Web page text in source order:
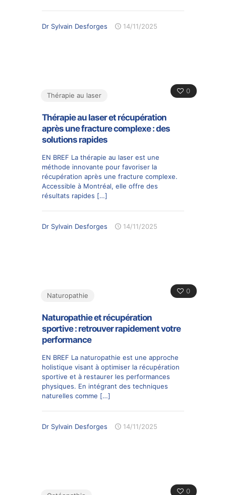
Dr Sylvain Desforges 14/11/2025
0
Thérapie au laser
Thérapie au laser et récupération
après une fracture complexe : des
solutions rapides
EN BREF La thérapie au laser est une
méthode innovante pour favoriser la
récupération après une fracture complexe.
Accessible à Montréal, elle offre des
résultats rapides […]
Dr Sylvain Desforges 14/11/2025
0
Naturopathie
Naturopathie et récupération
sportive : retrouver rapidement votre
performance
EN BREF La naturopathie est une approche
holistique visant à optimiser la récupération
sportive et à restaurer les performances
physiques. En intégrant des techniques
naturelles comme […]
Dr Sylvain Desforges 14/11/2025
0